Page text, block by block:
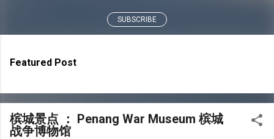
SUBSCRIBE
Featured Post
槟城景点 ： Penang War Museum 槟城
战争博物馆